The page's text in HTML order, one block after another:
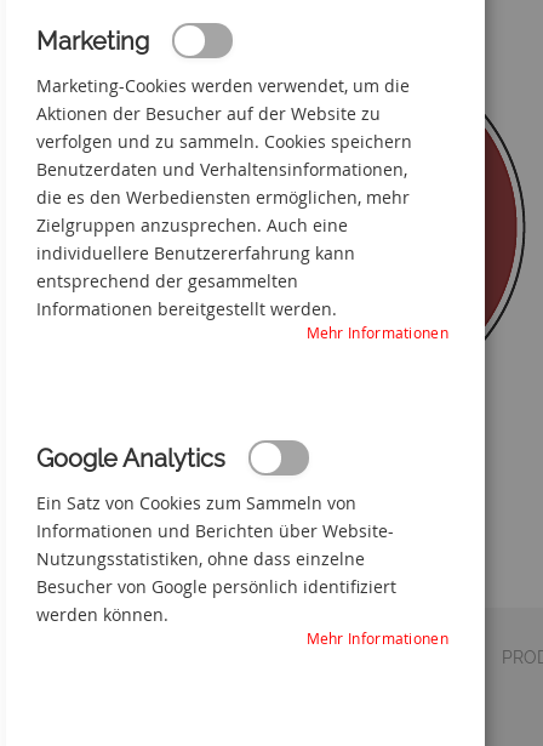
Ende
Bildgalerie
springen
Zum
Anfang
der
Bildgalerie
springen
Marketing
Marketing-Cookies werden verwendet, um die
Aktionen der Besucher auf der Website zu
verfolgen und zu sammeln. Cookies speichern
Benutzerdaten und Verhaltensinformationen,
die es den Werbediensten ermöglichen, mehr
Zielgruppen anzusprechen. Auch eine
individuellere Benutzererfahrung kann
entsprechend der gesammelten
Informationen bereitgestellt werden.
Mehr Informationen
Google Analytics
Ein Satz von Cookies zum Sammeln von
Informationen und Berichten über Website-
Nutzungsstatistiken, ohne dass einzelne
Besucher von Google persönlich identifiziert
werden können.
Mehr Informationen